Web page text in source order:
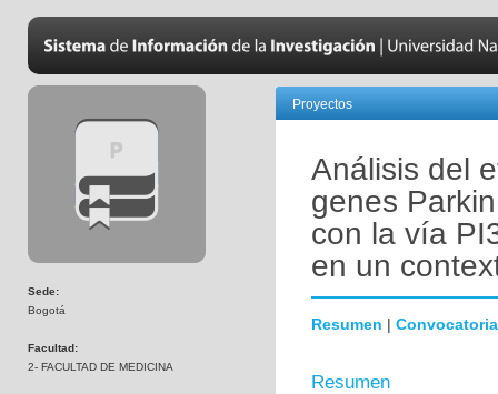
Sede:
Bogotá
Facultad:
2- FACULTAD DE MEDICINA
Proyectos
Análisis del
genes
con la vía
en un
Resumen | Convocatoria
Resumen